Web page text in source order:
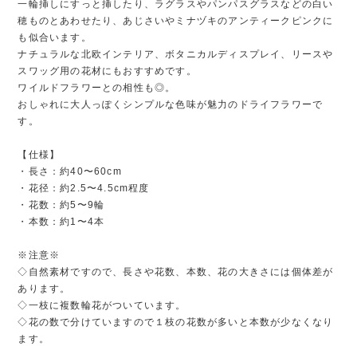
一輪挿しにすっと挿したり、ラグラスやパンパスグラスなどの白い
穂ものとあわせたり、あじさいやミナヅキのアンティークピンクに
も似合います。
ナチュラルな北欧インテリア、ボタニカルディスプレイ、リースや
スワッグ用の花材にもおすすめです。
ワイルドフラワーとの相性も◎。
おしゃれに大人っぽくシンプルな色味が魅力のドライフラワーで
す。
【仕様】
・長さ：約40〜60cm
・花径：約2.5〜4.5cm程度
・花数：約5〜9輪
・本数：約1〜4本
※注意※
◇自然素材ですので、長さや花数、本数、花の大きさには個体差が
あります。
◇一枝に複数輪花がついています。
◇花の数で分けていますので１枝の花数が多いと本数が少なくなり
ます。